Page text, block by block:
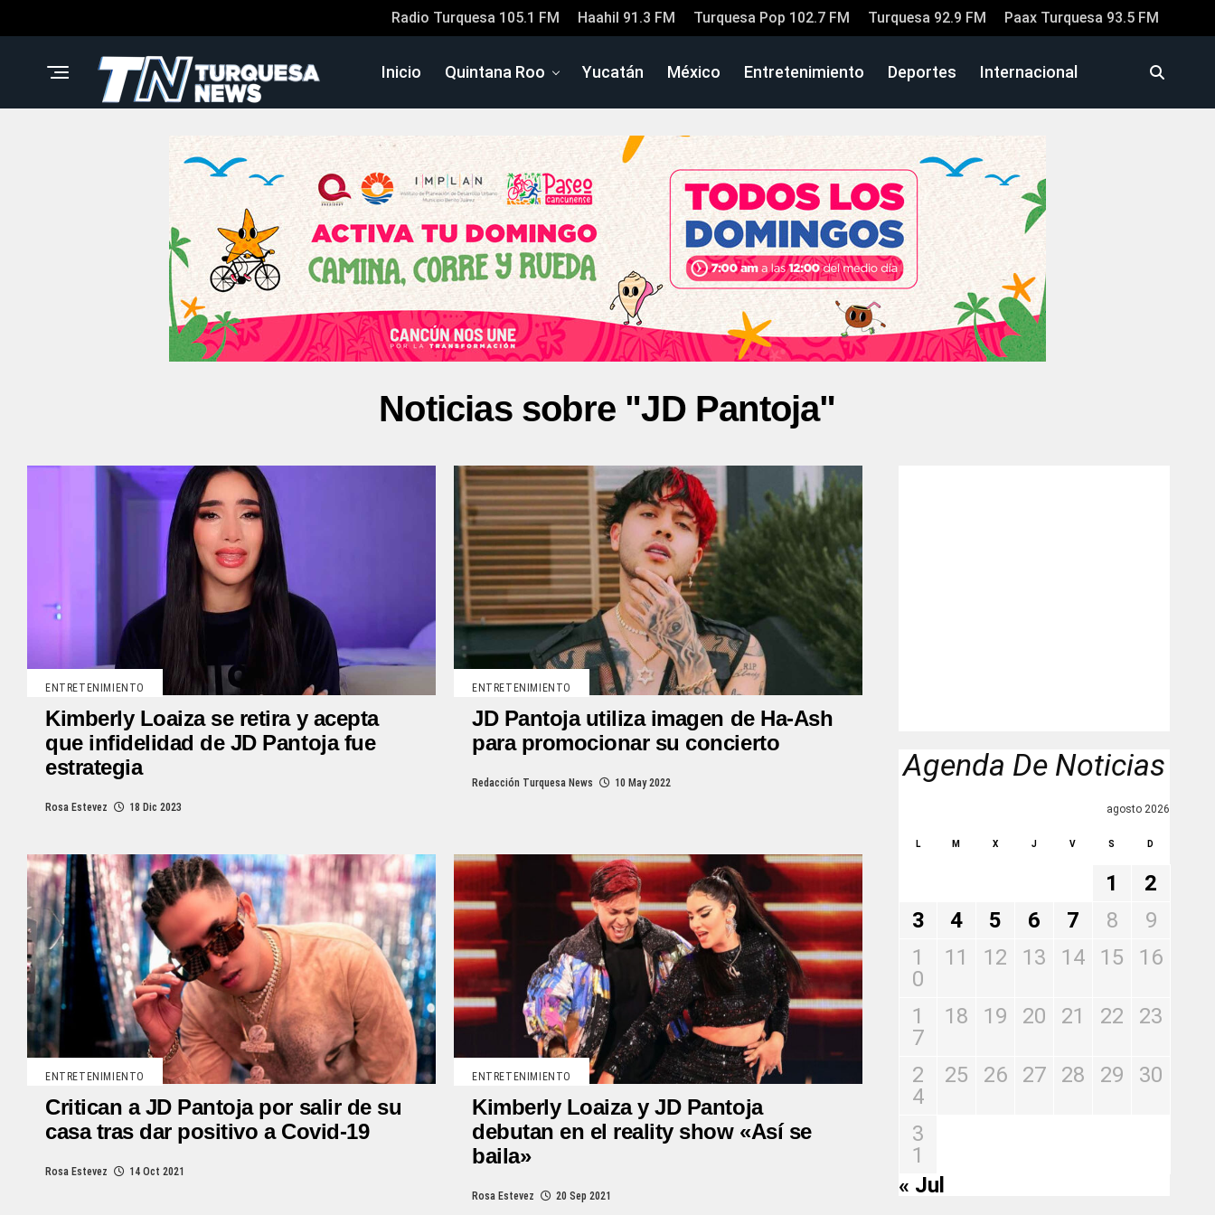
Radio Turquesa 105.1 FM Haahil 91.3 FM Turquesa Pop 102.7 FM Turquesa 92.9 FM Paax Turquesa 93.5 FM
Inicio Quintana Roo Yucatán México Entretenimiento Deportes Internacional
Noticias sobre "JD Pantoja"
ENTRETENIMIENTO
Kimberly Loaiza se retira y acepta
que infidelidad de JD Pantoja fue
estrategia
Rosa Estevez 18 Dic 2023
ENTRETENIMIENTO
JD Pantoja utiliza imagen de Ha-Ash
para promocionar su concierto
Redacción Turquesa News 10 May 2022
ENTRETENIMIENTO
Critican a JD Pantoja por salir de su
casa tras dar positivo a Covid-19
Rosa Estevez 14 Oct 2021
ENTRETENIMIENTO
Kimberly Loaiza y JD Pantoja
debutan en el reality show «Así se
baila»
Rosa Estevez 20 Sep 2021
Agenda De Noticias
agosto 2026
L M X J V S D
1
2
3
4 5 6 7 8
9
1
0
11 12 13 14 15 16
1
7
18 19 20 21 22 23
2
4
25 26 27 28 29 30
3
1
« Jul